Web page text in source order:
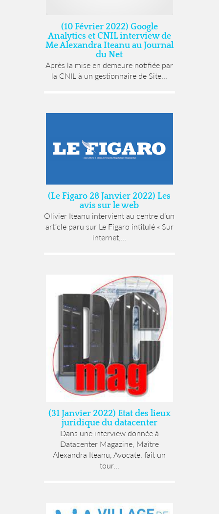
(10 Février 2022) Google
Analytics et CNIL interview de
Me Alexandra Iteanu au Journal
du Net
Après la mise en demeure notifiée par
la CNIL à un gestionnaire de Site...
(Le Figaro 28 Janvier 2022) Les
avis sur le web
Olivier Iteanu intervient au centre d’un
article paru sur Le Figaro intitulé « Sur
internet,...
(31 Janvier 2022) Etat des lieux
juridique du datacenter
Dans une interview donnée à
Datacenter Magazine, Maître
Alexandra Iteanu, Avocate, fait un
tour...